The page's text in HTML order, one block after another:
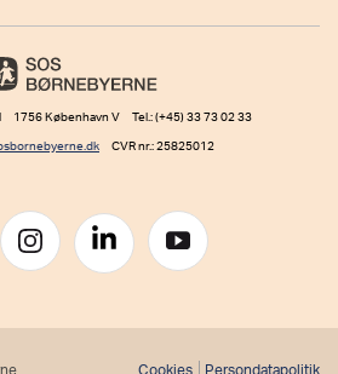
1756 København V Tel.: (+45) 33 73 02 33
CVR nr.: 25825012
Cookies Persondatapolitik